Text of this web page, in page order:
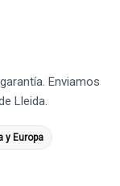
Enviamos
Lleida.
y Europa